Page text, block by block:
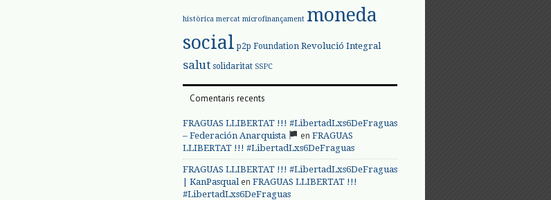
històrica mercat microfinançament moneda
social p2p Foundation Revolució Integral
salut solidaritat SSPC
Comentaris recents
FRAGUAS LLIBERTAT !!! #LibertadLxs6DeFraguas
– Federación Anarquista
en FRAGUAS
LLIBERTAT !!! #LibertadLxs6DeFraguas
FRAGUAS LLIBERTAT !!! #LibertadLxs6DeFraguas
| KanPasqualen FRAGUAS LLIBERTAT !!!
#LibertadLxs6DeFraguas